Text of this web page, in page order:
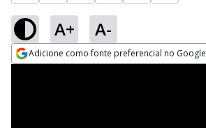
A+ A-
Adicione como fonte preferencial no Google